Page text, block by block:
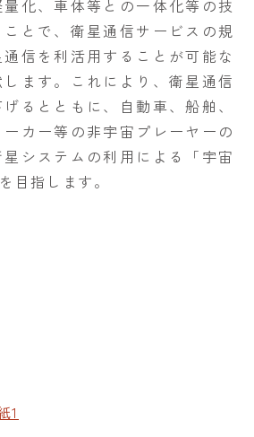
化、車体等との一体化等の技
とで、衛星通信サービスの規
信を利活用することが可能な
ます。これにより、衛星通信
るとともに、自動車、船舶、
カー等の非宇宙プレーヤーの
システムの利用による「宇宙
目指します。
1